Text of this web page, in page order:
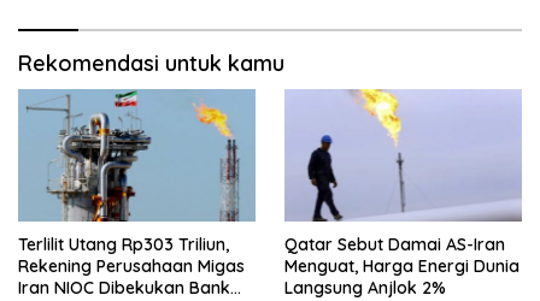
Rekomendasi untuk kamu
Terlilit Utang Rp303 Triliun,
Rekening Perusahaan Migas
Iran NIOC Dibekukan Bank
Qatar Sebut Damai AS-Iran
Menguat, Harga Energi Dunia
Langsung Anjlok 2%